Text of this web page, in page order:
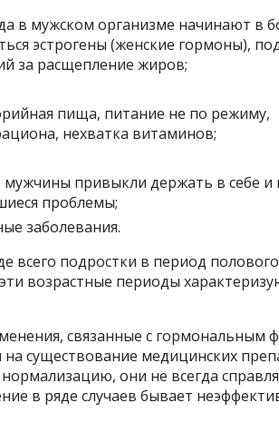
в мужском организме начинают в
эстрогены (женские гормоны),
за расщепление жиров;
пища, питание не по режиму,
нехватка витаминов;
мужчины привыкли держать в себе и
проблемы;
заболевания.
всего подростки в период
возрастные периоды
связанные с гормональным
существование медицинских
они не всегда
в ряде случаев бывает